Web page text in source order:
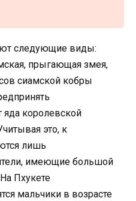
следующие виды:
прыгающая змея,
сиамской кобры
яда королевской
это, к
лишь
имеющие большой
Пхукете
мальчики в возрасте